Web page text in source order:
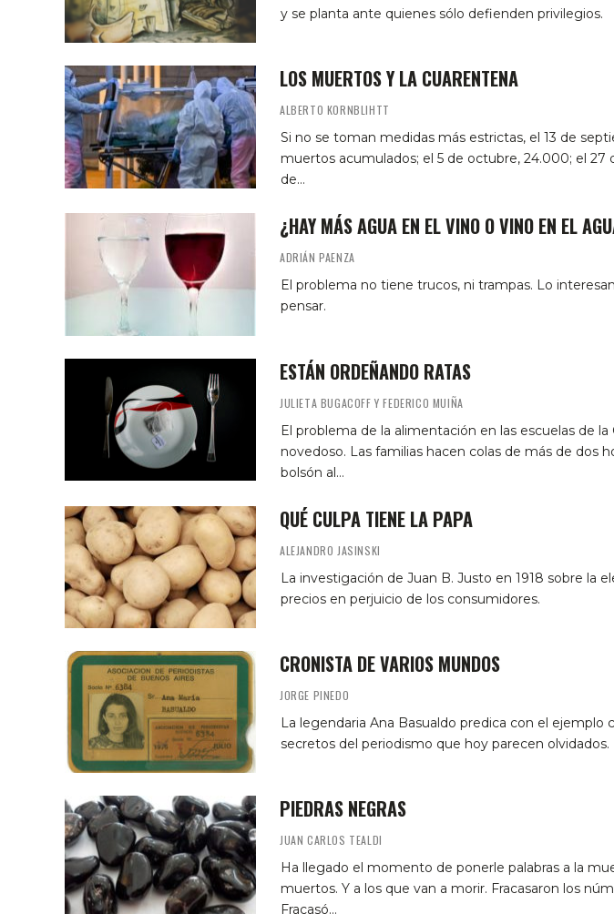
y se planta ante quienes sólo defienden privilegios.
LOS MUERTOS Y LA CUARENTENA
ALBERTO KORNBLIHTT
Si no se toman medidas más estrictas, el 13 de
muertos acumulados; el 5 de octubre, 24.000; el 27
de…
¿HAY MÁS AGUA EN EL VINO O VINO EN EL
ADRIÁN PAENZA
El problema no tiene trucos, ni trampas. Lo
pensar.
ESTÁN ORDEÑANDO RATAS
JULIETA BUGACOFF Y FEDERICO MUIÑA
El problema de la alimentación en las escuelas de
novedoso. Las familias hacen colas de más de dos
bolsón al…
QUÉ CULPA TIENE LA PAPA
ALEJANDRO JASINSKI
La investigación de Juan B. Justo en 1918 sobre la
precios en perjuicio de los consumidores.
CRONISTA DE VARIOS MUNDOS
JORGE PINEDO
La legendaria Ana Basualdo predica con el ejemplo
secretos del periodismo que hoy parecen olvidados.
PIEDRAS NEGRAS
JUAN CARLOS TEALDI
Ha llegado el momento de ponerle palabras a la
muertos. Y a los que van a morir. Fracasaron los
Fracasó…